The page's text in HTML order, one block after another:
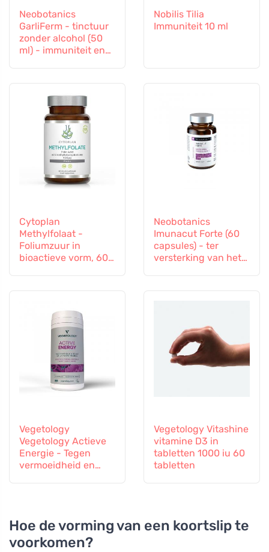
Neobotanics
GarliFerm - tinctuur
zonder alcohol (50
ml) - immuniteit en
Nobilis Tilia
Immuniteit 10 ml
Cytoplan
Methylfolaat -
Foliumzuur in
bioactieve vorm, 60
Neobotanics
Imunacut Forte (60
capsules) - ter
versterking van het
Vegetology
Vegetology Actieve
Energie - Tegen
vermoeidheid en
Vegetology Vitashine
vitamine D3 in
tabletten 1000 iu 60
tabletten
Hoe de vorming van een koortslip te
voorkomen?